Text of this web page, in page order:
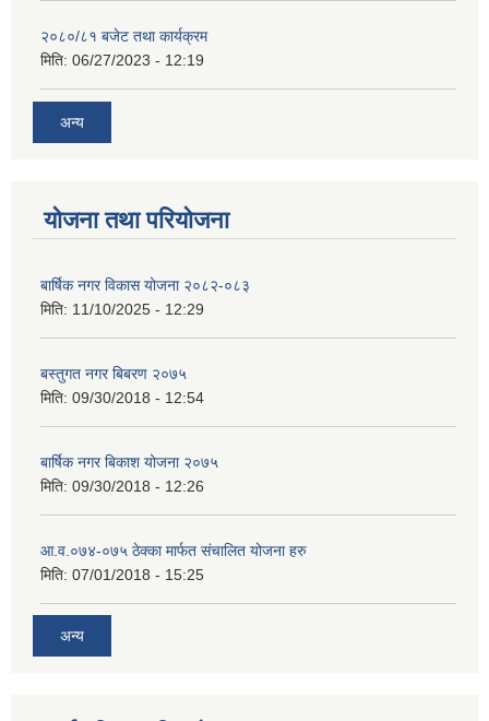
२०८०/८१ बजेट तथा कार्यक्रम
मिति: 06/27/2023 - 12:19
अन्य
योजना तथा परियोजना
बार्षिक नगर विकास योजना २०८२-०८३
मिति: 11/10/2025 - 12:29
बस्तुगत नगर बिबरण २०७५
मिति: 09/30/2018 - 12:54
बार्षिक नगर बिकाश योजना २०७५
मिति: 09/30/2018 - 12:26
आ.व.०७४-०७५ ठेक्का मार्फत संचालित योजना हरु
मिति: 07/01/2018 - 15:25
अन्य